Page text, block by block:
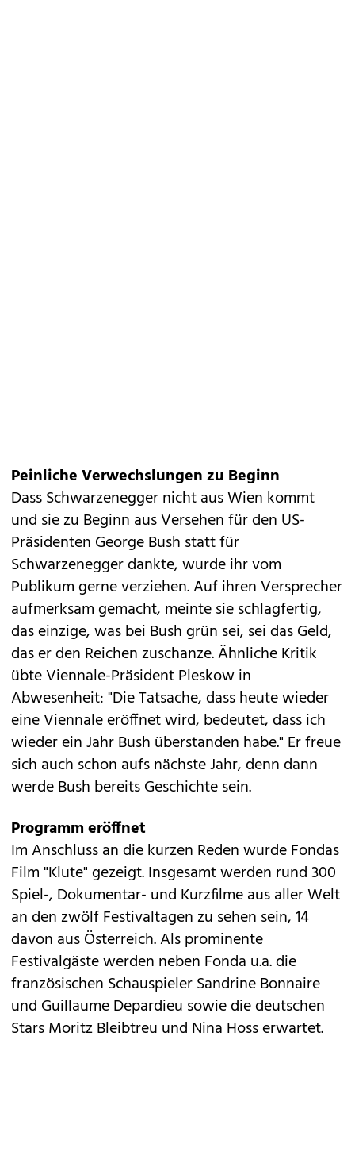
Peinliche Verwechslungen zu Beginn
Dass Schwarzenegger nicht aus Wien kommt
und sie zu Beginn aus Versehen für den US-
Präsidenten George Bush statt für
Schwarzenegger dankte, wurde ihr vom
Publikum gerne verziehen. Auf ihren Versprecher
aufmerksam gemacht, meinte sie schlagfertig,
das einzige, was bei Bush grün sei, sei das Geld,
das er den Reichen zuschanze. Ähnliche Kritik
übte Viennale-Präsident Pleskow in
Abwesenheit: "Die Tatsache, dass heute wieder
eine Viennale eröffnet wird, bedeutet, dass ich
wieder ein Jahr Bush überstanden habe." Er freue
sich auch schon aufs nächste Jahr, denn dann
werde Bush bereits Geschichte sein.
Programm eröffnet
Im Anschluss an die kurzen Reden wurde Fondas
Film "Klute" gezeigt. Insgesamt werden rund 300
Spiel-, Dokumentar- und Kurzfilme aus aller Welt
an den zwölf Festivaltagen zu sehen sein, 14
davon aus Österreich. Als prominente
Festivalgäste werden neben Fonda u.a. die
französischen Schauspieler Sandrine Bonnaire
und Guillaume Depardieu sowie die deutschen
Stars Moritz Bleibtreu und Nina Hoss erwartet.